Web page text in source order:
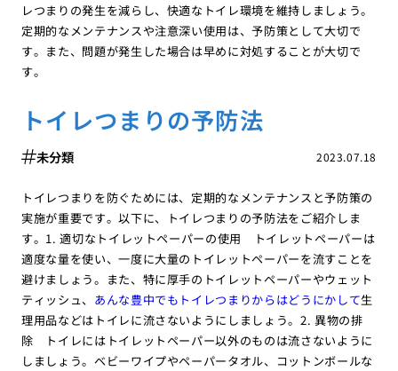
レつまりの発生を減らし、快適なトイレ環境を維持しましょう。
定期的なメンテナンスや注意深い使用は、予防策として大切で
す。また、問題が発生した場合は早めに対処することが大切で
す。
トイレつまりの予防法
2023.07.18
未分類
トイレつまりを防ぐためには、定期的なメンテナンスと予防策の
実施が重要です。以下に、トイレつまりの予防法をご紹介しま
す。1. 適切なトイレットペーパーの使用 トイレットペーパーは
適度な量を使い、一度に大量のトイレットペーパーを流すことを
避けましょう。また、特に厚手のトイレットペーパーやウェット
ティッシュ、 あんな豊中でもトイレつまりからはどうにかして生
理用品などはトイレに流さないようにしましょう。2. 異物の排
除 トイレにはトイレットペーパー以外のものは流さないように
しましょう。ベビーワイプやペーパータオル、コットンボールな